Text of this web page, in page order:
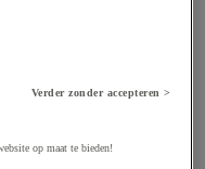
Verder zonder accepteren >
op maat te bieden!